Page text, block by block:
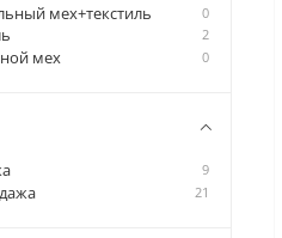
мех+текстиль 0
2
мех 0
9
21